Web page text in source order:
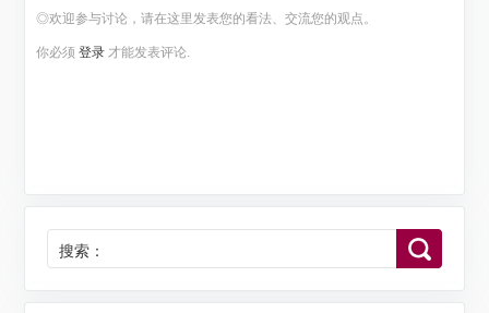
◎欢迎参与讨论，请在这里发表您的看法、交流您的观点。
你必须登录 才能发表评论.
搜索：